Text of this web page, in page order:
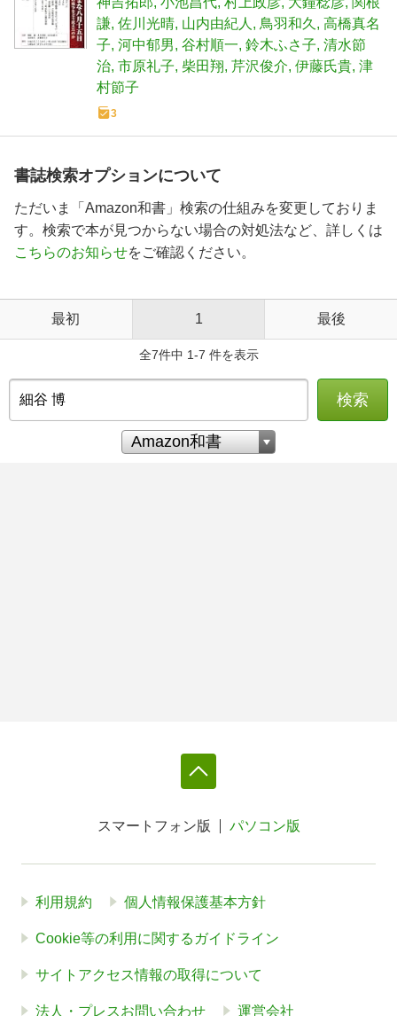
謙 佐川光晴 山内由紀人 鳥羽和久
高橋真名
子 河中郁男 谷村順一 鈴木ふさ子 清水節
治 市原礼子 柴田翔 芹沢俊介 伊藤氏貴 津
村節子
3
書誌検索オプションについて
ただいま「Amazon和書」検索の仕組みを変更しておりま
す。検索で本が見つからない場合の対処法など、詳しくは
こちらのお知らせをご確認ください。
最初 1 最後
全7件中 1-7 件を表示
検索
スマートフォン版 パソコン版
利用規約 個人情報保護基本方針
Cookie等の利用に関するガイドライン
サイトアクセス情報の取得について
法人・プレスお問い合わせ 運営会社